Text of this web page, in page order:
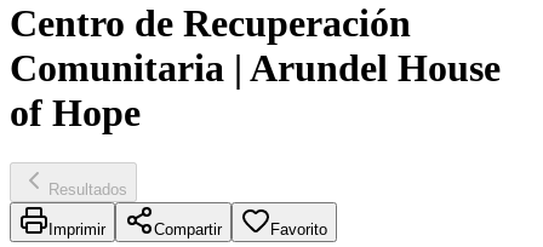
Centro de Recuperación
Comunitaria | Arundel House
of Hope
Resultados
Imprimir Compartir Favorito